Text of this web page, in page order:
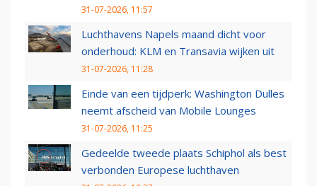
31-07-2026, 11:57
Luchthavens Napels maand dicht voor
onderhoud: KLM en Transavia wijken uit
31-07-2026, 11:28
Einde van een tijdperk: Washington Dulles
neemt afscheid van Mobile Lounges
31-07-2026, 11:25
Gedeelde tweede plaats Schiphol als best
verbonden Europese luchthaven